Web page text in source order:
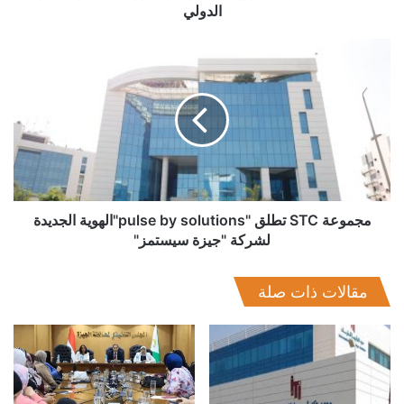
Standalone وتقسيم الشبكة (Network Slicing).
• 68٪ لم يعتمدوا بعد منصات تقنية معلومات قائمة على البرمجيات
كخدمة (SaaS).
وتأتي هذه المؤشرات في ظل تزايد الاعتماد على تطبيقات الذكاء
وقال رزفان تِسلارو، رئيس الاستراتيجية في قسم البرمجيات
والخدمات السحابية لدى إريكسون: “أصبحت ملامح الفرصة أمام
قطاع الاتصالات لاغتنام موجة النمو التالية أكثر وضوحًا، بدءًا من
الخدمات المدفوعة بالذكاء الاصطناعي و شبكات الـ 5G الخاصة
الدولي
تطلق
"pulse
solutions"الهوية
الجديدة
لشركة
"جيزة
سيستمز"
مجموعة STC تطلق "pulse by solutions"الهوية الجديدة
لشركة "جيزة سيستمز"
مقالات ذات صلة